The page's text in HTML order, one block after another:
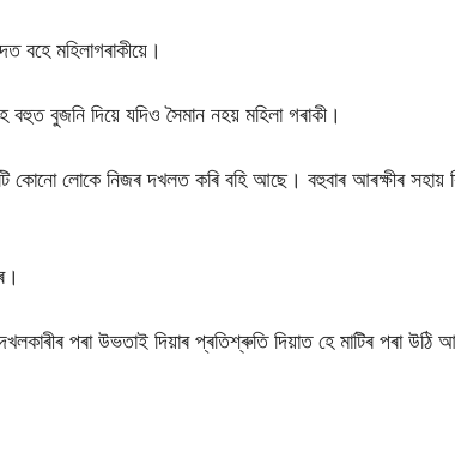
বহে মহিলাগৰাকীয়ে।
বুজনি দিয়ে যদিও সৈমান নহয় মহিলা গৰাকী।
কোনো লোকে নিজৰ দখলত কৰি বহি আছে। বহুবাৰ আৰক্ষীৰ
পৰা উভতাই দিয়াৰ প্ৰতিশ্ৰুতি দিয়াত হে মাটিৰ পৰা উঠি